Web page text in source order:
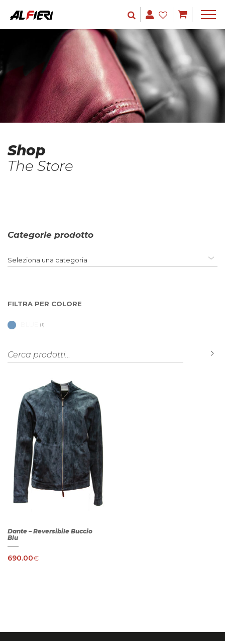
Shop
The Store
Categorie prodotto
Seleziona una categoria
FILTRA PER COLORE
(1)
Cerca:
Dante – Reversibile Buccio
Blu
690.00€